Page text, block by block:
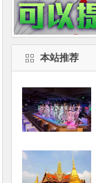
本站推荐